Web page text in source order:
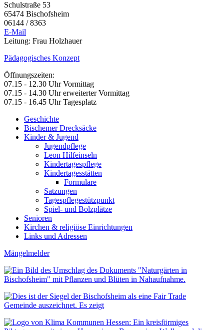
Schulstraße 53
65474 Bischofsheim
06144 / 8363
E-Mail
Leitung: Frau Holzhauer
Pädagogisches Konzept
Öffnungszeiten:
07.15 - 12.30 Uhr Vormittag
07.15 - 14.30 Uhr erweiterter Vormittag
07.15 - 16.45 Uhr Tagesplatz
Geschichte
Bischemer Drecksäcke
Kinder & Jugend
Jugendpflege
Leon Hilfeinseln
Kindertagespflege
Kindertagesstätten
Formulare
Satzungen
Tagespflegestützpunkt
Spiel- und Bolzplätze
Senioren
Kirchen & religiöse Einrichtungen
Links und Adressen
Mängelmelder